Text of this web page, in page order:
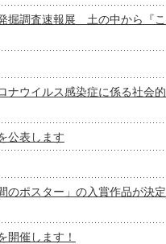
掘調査速報展 土の中から『こ
ナウイルス感染症に係る社会的
公表します
のポスター」の入賞作品が決定
開催します！